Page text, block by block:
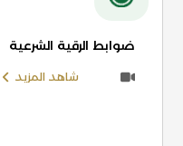
ضوابط الرقية الشرعية
شاهد المزيد